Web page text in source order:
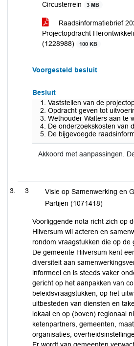
Circusterrein
3 MB
Raadsinformatiebrief
Projectopdracht
(1228988)
100 KB
Voorgesteld besluit
Besluit
Vaststellen van de
Opdracht geven tot
Wethouder Walters aan te
De onderzoekskosten van
De bijgevoegde
Akkoord met aanpassingen.
3
Visie op Samenwerking en
Partijen (1071418)
Voorliggende nota richt zich op
Hilversum wil acteren en
rondom vraagstukken die op de
De gemeente Hilversum kent
diversiteit aan
informeel en is steeds vaker
gericht op het aanpakken van
beleidsvraagstukken, op het
uitbesteden van diensten en
lokaal en op (boven) regionaal
ketenpartners, gemeenten,
organisaties,